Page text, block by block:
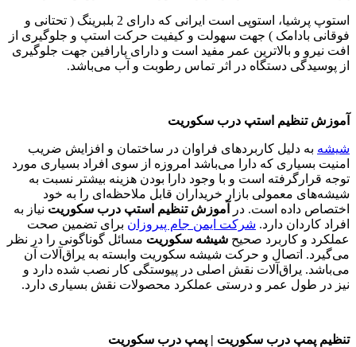
استوپ پرشیا، استوپی است ایرانی که دارای 2 بلبرینگ ( تحتانی و
فوقانی بادامک ) جهت سهولت و کیفیت حرکت استپ و جلوگیری از
افت نیرو و بالاترین عمر مفید است و دارای پارافین جهت جلوگیری
از پوسیدگی دستگاه در اثر تماس رطوبت و آب می‌باشد.
آموزش تنظیم استپ درب سکوریت
شیشه به دلیل کاربردهای فراوان در ساختمان و افزایش ضریب
امنیت بسیاری که دارا می‌باشد امروزه از سوی افراد بسیاری مورد
توجه قرارگرفته است و با وجود دارا بودن هزینه بیشتر نسبت به
شیشه‌های معمولی بازار خریداران قابل‌ ملاحظه‌ای را به خود
اختصاص داده است. در
آموزش تنظیم استپ درب سکوریت نیاز به
افراد کاردان دارد. شرکت ایمن جام پیروزان برای تضمین صحت
عملکرد و کاربرد صحیح شیشه سکوریت مسائل گوناگونی را در نظر
می‌گیرد. اتصال و حرکت شیشه سکوریت وابسته به یراق‌آلات آن
می‌باشد. یراق‌آلات نقش اصلی در پیوستگی کار نصب شده دارد و
نیز در طول عمر و درستی عملکرد محصولات نقش بسیاری دارد.
تنظیم پمپ درب سکوریت | پمپ درب سکوریت